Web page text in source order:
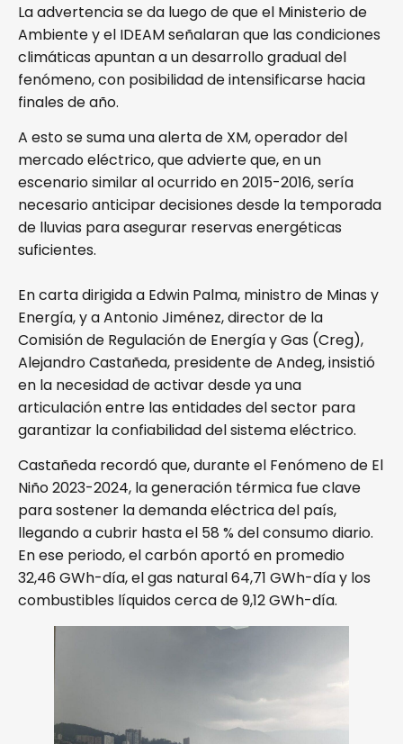
La advertencia se da luego de que el Ministerio de
Ambiente y el IDEAM señalaran que las condiciones
climáticas apuntan a un desarrollo gradual del
fenómeno, con posibilidad de intensificarse hacia
finales de año.
A esto se suma una alerta de XM, operador del
mercado eléctrico, que advierte que, en un
escenario similar al ocurrido en 2015-2016, sería
necesario anticipar decisiones desde la temporada
de lluvias para asegurar reservas energéticas
suficientes.
En carta dirigida a Edwin Palma, ministro de Minas y
Energía, y a Antonio Jiménez, director de la
Comisión de Regulación de Energía y Gas (Creg),
Alejandro Castañeda, presidente de Andeg, insistió
en la necesidad de activar desde ya una
articulación entre las entidades del sector para
garantizar la confiabilidad del sistema eléctrico.
Castañeda recordó que, durante el Fenómeno de El
Niño 2023-2024, la generación térmica fue clave
para sostener la demanda eléctrica del país,
llegando a cubrir hasta el 58 % del consumo diario.
En ese periodo, el carbón aportó en promedio
32,46 GWh-día, el gas natural 64,71 GWh-día y los
combustibles líquidos cerca de 9,12 GWh-día.